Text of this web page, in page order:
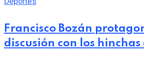
Francisco Bozán
discusión con los hinchas